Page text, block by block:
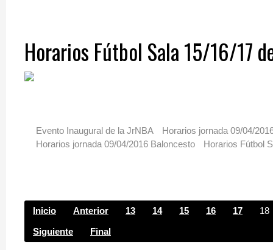
Horarios Fútbol Sala 15/16/17
Evento Inaugural de la JrNBA
Horarios jornada 09/04/
Horarios jornada 09/04/2016 Baloncesto
Horarios Fútbol
Inicio Anterior 13 14 15 16 17
18
Siguiente
Final